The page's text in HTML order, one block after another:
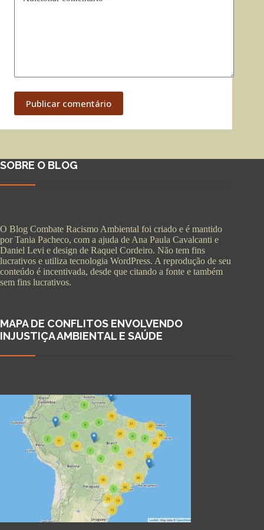
Publicar comentário
SOBRE O BLOG
O Blog Combate Racismo Ambiental foi criado e é mantido
por Tania Pacheco, com a ajuda de Ana Paula Cavalcanti e
Daniel Levi e design de Raquel Cordeiro. Não tem fins
lucrativos e utiliza tecnologia WordPress. A reprodução de seu
conteúdo é incentivada, desde que citando a fonte e também
sem fins lucrativos.
MAPA DE CONFLITOS ENVOLVENDO
INJUSTIÇA AMBIENTAL E SAÚDE